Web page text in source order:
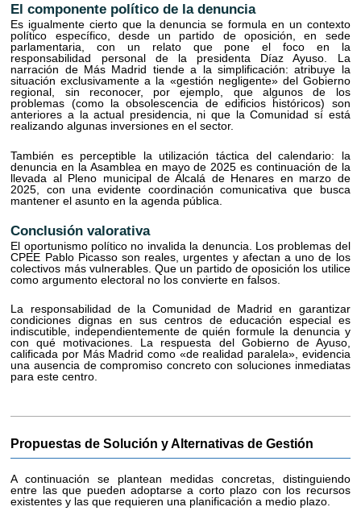
El componente político de la denuncia
Es igualmente cierto que la denuncia se formula en un contexto
político específico, desde un partido de oposición, en sede
parlamentaria, con un relato que pone el foco en la
responsabilidad personal de la presidenta Díaz Ayuso. La
narración de Más Madrid tiende a la simplificación: atribuye la
situación exclusivamente a la «gestión negligente» del Gobierno
regional, sin reconocer, por ejemplo, que algunos de los
problemas (como la obsolescencia de edificios históricos) son
anteriores a la actual presidencia, ni que la Comunidad sí está
realizando algunas inversiones en el sector.
También es perceptible la utilización táctica del calendario: la
denuncia en la Asamblea en mayo de 2025 es continuación de la
llevada al Pleno municipal de Alcalá de Henares en marzo de
2025, con una evidente coordinación comunicativa que busca
mantener el asunto en la agenda pública.
Conclusión valorativa
El oportunismo político no invalida la denuncia. Los problemas del
CPEE Pablo Picasso son reales, urgentes y afectan a uno de los
colectivos más vulnerables. Que un partido de oposición los utilice
como argumento electoral no los convierte en falsos.
La responsabilidad de la Comunidad de Madrid en garantizar
condiciones dignas en sus centros de educación especial es
indiscutible, independientemente de quién formule la denuncia y
con qué motivaciones. La respuesta del Gobierno de Ayuso,
calificada por Más Madrid como «de realidad paralela», evidencia
una ausencia de compromiso concreto con soluciones inmediatas
para este centro.
Propuestas de Solución y Alternativas de Gestión
A continuación se plantean medidas concretas, distinguiendo
entre las que pueden adoptarse a corto plazo con los recursos
existentes y las que requieren una planificación a medio plazo.